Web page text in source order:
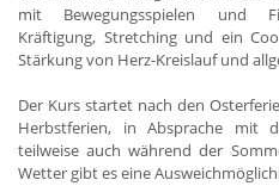
mit Bewegungsspielen und
Kräftigung, Stretching und ein
Stärkung von Herz-Kreislauf und
Der Kurs startet nach den
Herbstferien, in Absprache mit
teilweise auch während der
Wetter gibt es eine